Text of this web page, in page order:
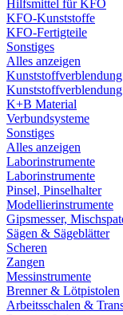
Hilfsmittel für KFO
KFO-Kunststoffe
KFO-Fertigteile
Sonstiges
Alles anzeigen
Kunststoffverblendung
Kunststoffverblendung
K+B Material
Verbundsysteme
Sonstiges
Alles anzeigen
Laborinstrumente
Laborinstrumente
Pinsel, Pinselhalter
Modellierinstrumente
Gipsmesser,
Sägen & Sägeblätter
Scheren
Zangen
Messinstrumente
Brenner & Lötpistolen
Arbeitsschalen &